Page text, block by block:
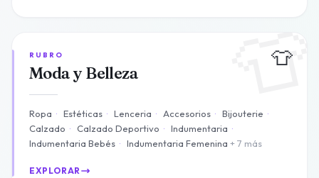
👕
RUBRO
Moda y Belleza
Ropa · Estéticas · Lenceria · Accesorios · Bijouterie ·
Calzado · Calzado Deportivo · Indumentaria ·
Indumentaria Bebés · Indumentaria Femenina + 7 más
EXPLORAR